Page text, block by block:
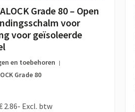
Grade 80 – Open
voor
voor geïsoleerde
en toebehoren
Grade 80
2.86- Excl. btw